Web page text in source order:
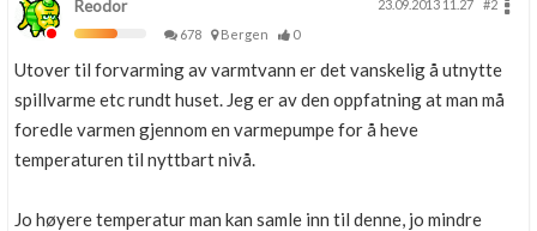
Reodor 23.09.2013 11.27
#2
678
Bergen 0
Utover til forvarming av varmtvann er det vanskelig å utnytte
spillvarme etc rundt huset. Jeg er av den oppfatning at man må
foredle varmen gjennom en varmepumpe for å heve
temperaturen til nyttbart nivå.
Jo høyere temperatur man kan samle inn til denne, jo mindre